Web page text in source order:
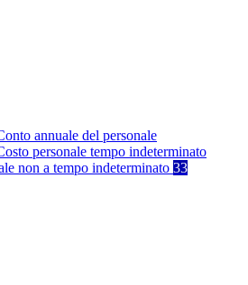
annuale del personale
personale tempo indeterminato
non a tempo indeterminato 33